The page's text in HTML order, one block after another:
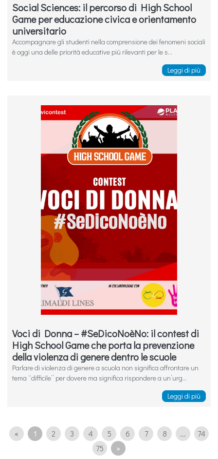
Social Sciences: il percorso di High School
Game per educazione civica e orientamento
universitario
Accompagnare gli studenti nella comprensione dei fenomeni sociali
è oggi una delle priorità educative più rilevanti per le s...
Leggi di più
Voci di Donna – #SeDicoNoèNo: il contest di
High School Game che porta la prevenzione
della violenza di genere dentro le scuole
Parlare di violenza di genere a scuola non significa affrontare un
tema “difficile” per dovere ma significa rispondere a un’urg...
Leggi di più
« 1 2 3 4 5 6 7 8 ...
74
75
»